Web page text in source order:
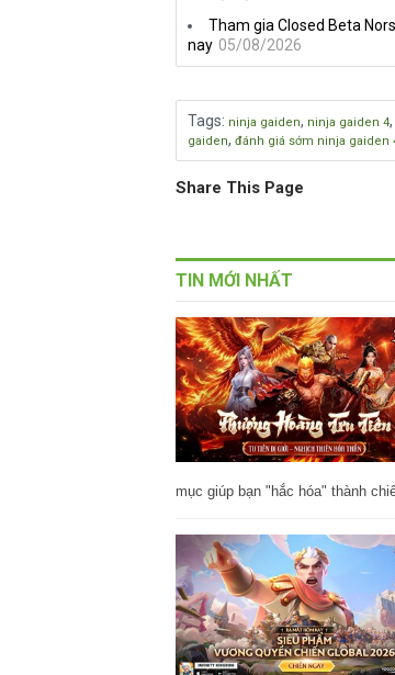
Tham gia Closed Beta
nay 05/08/2026
Tags: ninja gaiden, ninja gaiden 4,
gaiden, đánh giá sớm ninja gaiden
Share This Page
TIN MỚI NHẤT
mục giúp bạn "hắc hóa" thành